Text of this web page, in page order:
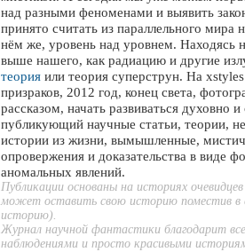
над разными феноменами и выявить
принято считать из параллельного мира
нём же, уровень над уровнем. Находясь
выше нашего, как радиацию и другие
теория или теория суперструн. На
призраков, 2012 год, конец света,
рассказом, начать развиваться духовно
публикующий научные статьи, теории,
истории из жизни, вымышленные,
опровержения и доказательства в виде
аномальных явлений.
Публикации основаны на историях
может оставить свою историю поместив в
историю).
Журнал научной фантастики благодарит
наблюдениями и просто красивыми